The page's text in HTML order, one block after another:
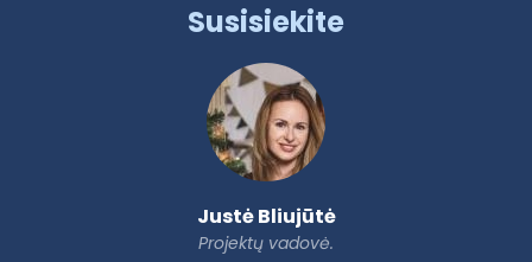
Susisiekite
Justė Bliujūtė
Projektų vadovė.